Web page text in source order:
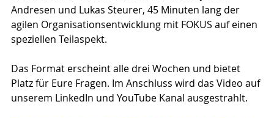
Andresen und Lukas Steurer, 45 Minuten lang der
agilen Organisationsentwicklung mit FOKUS auf einen
speziellen Teilaspekt.
Das Format erscheint alle drei Wochen und bietet
Platz für Eure Fragen. Im Anschluss wird das Video auf
unserem LinkedIn und YouTube Kanal ausgestrahlt.